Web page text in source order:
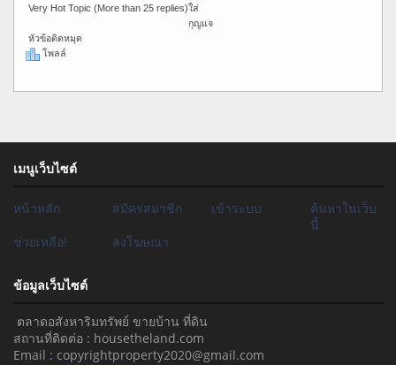
Very Hot Topic (More than 25 replies)ใส่
กุญแจ
หัวข้อติดหมุด
โพลล์
เมนูเว็บไซต์
หน้าหลัก สมัครสมาชิก เข้าระบบ
ค้นหาในเว็บ
นี้
ช่วยเหลือ!
ลงโฆษณา
ข้อมูลเว็บไซต์
ตลาดอสังหาริมทรัพย์ ขายบ้าน ที่ดิน
สถานที่ติดต่อ : housetheland.com
Email : copyrightproperty2020@gmail.com